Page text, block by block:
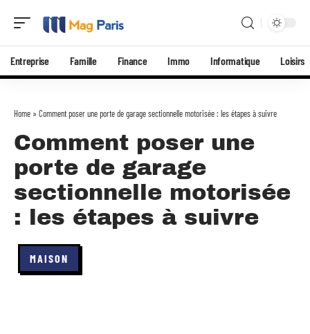
Entreprise Famille Finance Immo Informatique Loisirs
Home » Comment poser une porte de garage sectionnelle motorisée : les étapes à suivre
Comment poser une
porte de garage
sectionnelle motorisée
: les étapes à suivre
MAISON